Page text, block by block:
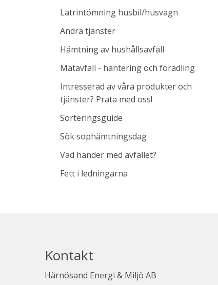
Latrintömning husbil/husvagn
Andra tjänster
Hämtning av hushållsavfall
Matavfall - hantering och förädling
Intresserad av våra produkter och
tjänster? Prata med oss!
Sorteringsguide
Sök sophämtningsdag
Vad händer med avfallet?
Fett i ledningarna
Kontakt
Härnösand Energi & Miljö AB